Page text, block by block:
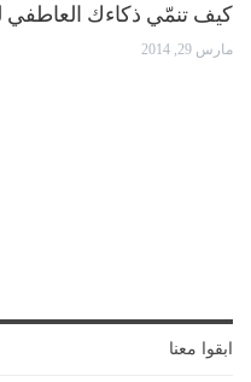
كيف تنمّي ذكاءك
مارس 29, 2014
ابقوا معنا